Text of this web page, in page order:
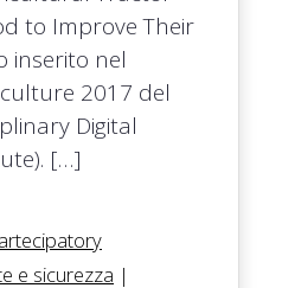
to Improve Their
inserito nel
2017 del
Digital
[…]
e sicurezza |